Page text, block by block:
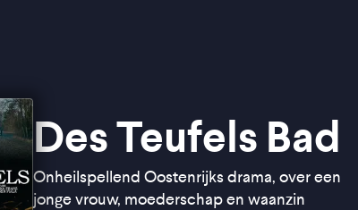
Des Teufels Bad
Onheilspellend Oostenrijks drama, over een
jonge vrouw, moederschap en waanzin